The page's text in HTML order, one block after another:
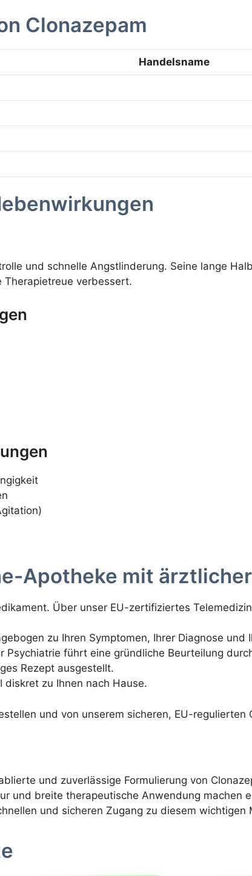
Clonazepam
Handelsname
und schnelle Angstlinderung. Seine lange
Therapietreue verbessert.
Apotheke mit
Über unser EU-zertifiziertes
zu Ihren Symptomen, Ihrer Diagnose
Psychiatrie führt eine gründliche Beurteilung
Rezept ausgestellt.
diskret zu Ihnen nach Hause.
und von unserem sicheren, EU-
und zuverlässige Formulierung von
und breite therapeutische Anwendung machen
und sicheren Zugang zu diesem wichtigen